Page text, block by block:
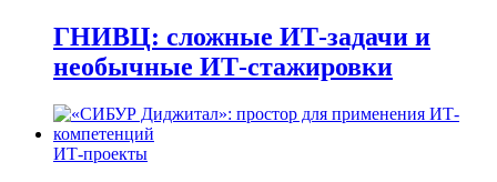
ГНИВЦ: сложные ИТ‑задачи и
необычные ИТ‑стажировки
ИТ-проекты